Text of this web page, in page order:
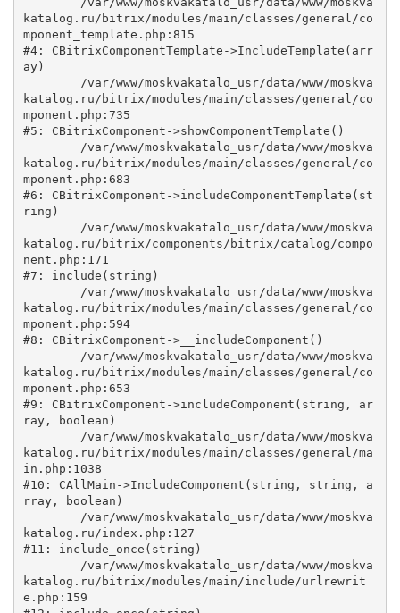
katalog.ru/bitrix/modules/main/classes/general/co
mponent_template.php:815
#4: CBitrixComponentTemplate->IncludeTemplate(arr
ay)
katalog.ru/bitrix/modules/main/classes/general/co
mponent.php:735
#5: CBitrixComponent->showComponentTemplate()
katalog.ru/bitrix/modules/main/classes/general/co
mponent.php:683
#6: CBitrixComponent->includeComponentTemplate(st
ring)
katalog.ru/bitrix/components/bitrix/catalog/compo
nent.php:171
#7: include(string)
katalog.ru/bitrix/modules/main/classes/general/co
mponent.php:594
#8: CBitrixComponent->__includeComponent()
katalog.ru/bitrix/modules/main/classes/general/co
mponent.php:653
#9: CBitrixComponent->includeComponent(string, ar
ray, boolean)
katalog.ru/bitrix/modules/main/classes/general/ma
in.php:1038
#10: CAllMain->IncludeComponent(string, string, a
rray, boolean)
katalog.ru/index.php:127
#11: include_once(string)
katalog.ru/bitrix/modules/main/include/urlrewrit
e.php:159